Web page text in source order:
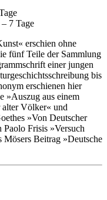
7 Tage
erschien ohne
fünf Teile der Sammlung
einer jungen
bis
erschienen hier
»Auszug aus einem
Völker« und
»Von Deutscher
Frisis »Versuch
Mösers Beitrag »Deutsche